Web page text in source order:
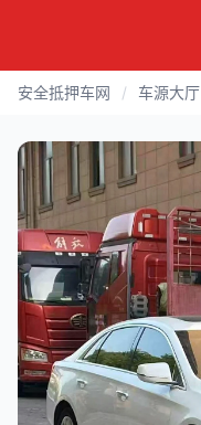
安全抵押车网 / 车源大厅